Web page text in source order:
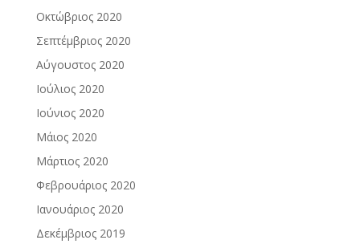
Οκτώβριος 2020
Σεπτέμβριος 2020
Αύγουστος 2020
Ιούλιος 2020
Ιούνιος 2020
Μάιος 2020
Μάρτιος 2020
Φεβρουάριος 2020
Ιανουάριος 2020
Δεκέμβριος 2019